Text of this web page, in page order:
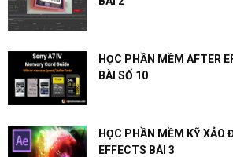
HỌC PHẦN MỀM AFTER
BÀI SỐ 10
HỌC PHẦN MỀM KỸ XẢO
EFFECTS BÀI 3